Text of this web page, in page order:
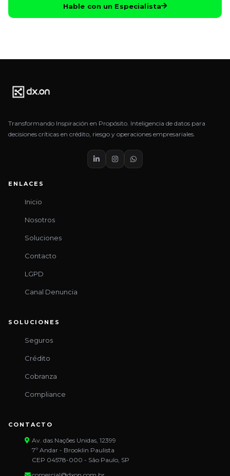
Hable con un Especialista
Transformando Inspiración en Propósito. Inteligencia de datos para
decisiones críticas en crédito, riesgo y operaciones empresariales.
ENLACES
Inicio
Nosotros
Soluciones
Contacto
LGPD
Canal Denuncia
SOLUCIONES
Seguros
Crédito
Cobranza
Compliance
CONTACTO
Av. das Nações Unidas, 12399
7º Andar - Brooklin Paulista
CEP 04578-000 - São Paulo, SP